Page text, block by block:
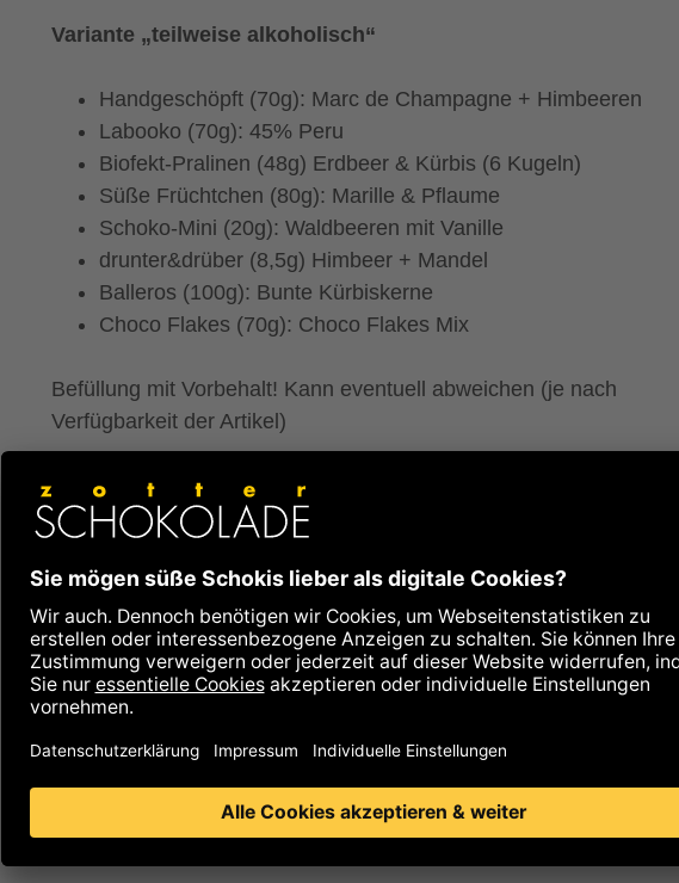
Variante „teilweise alkoholisch“
Handgeschöpft (70g): Marc de Champagne + Himbeeren
Labooko (70g): 45% Peru
Biofekt-Pralinen (48g) Erdbeer & Kürbis (6 Kugeln)
Süße Früchtchen (80g): Marille & Pflaume
Schoko-Mini (20g): Waldbeeren mit Vanille
drunter&drüber (8,5g) Himbeer + Mandel
Balleros (100g): Bunte Kürbiskerne
Choco Flakes (70g): Choco Flakes Mix
Befüllung mit Vorbehalt! Kann eventuell abweichen (je nach
Verfügbarkeit der Artikel)
Informationen zum Schoko-Abo
verpackt.
Die weiteren Teillieferungen erfolgen automatisch und werden nicht
mehr in einer unserer Kühltaschen versendet. Das Abo endet
automatisch nach der letzten Teillieferung.